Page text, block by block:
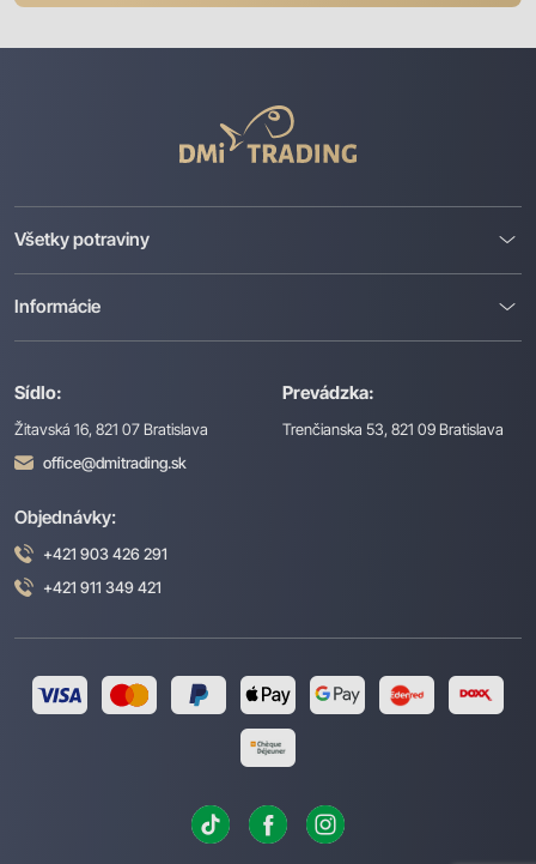
Trading
Sídlo:
Žitavská 16, 821 07 Bratislava
office@dmitrading.sk
Prevádzka:
Trenčianska 53, 821 09 Bratislava
Všetky potraviny
Informácie
Objednávky:
+421 903 426 291
+421 911 349 421